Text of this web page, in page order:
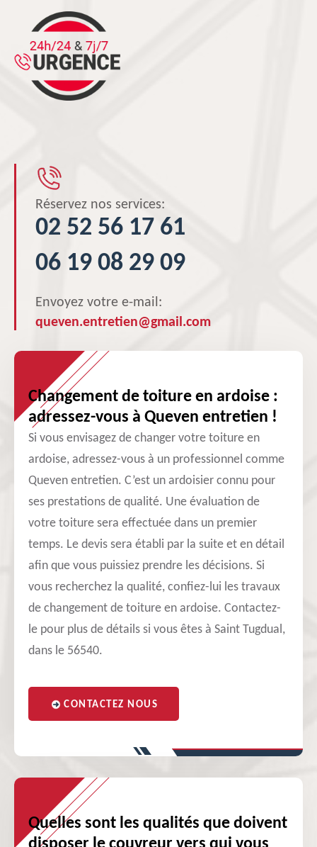
Réservez nos services:
02 52 56 17 61
06 19 08 29 09
Envoyez votre e-mail:
queven.entretien@gmail.com
Changement de toiture en ardoise :
adressez-vous à Queven entretien !
Si vous envisagez de changer votre toiture en
ardoise, adressez-vous à un professionnel comme
Queven entretien. C’est un ardoisier connu pour
ses prestations de qualité. Une évaluation de
votre toiture sera effectuée dans un premier
temps. Le devis sera établi par la suite et en détail
afin que vous puissiez prendre les décisions. Si
vous recherchez la qualité, confiez-lui les travaux
de changement de toiture en ardoise. Contactez-
le pour plus de détails si vous êtes à Saint Tugdual,
dans le 56540.
CONTACTEZ NOUS
Quelles sont les qualités que doivent